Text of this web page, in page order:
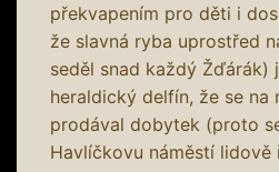
překvapením pro děti i
že slavná ryba uprostřed
seděl snad každý Žďárák)
heraldický delfín, že se na
prodával dobytek (proto
Havlíčkovu náměstí lidově